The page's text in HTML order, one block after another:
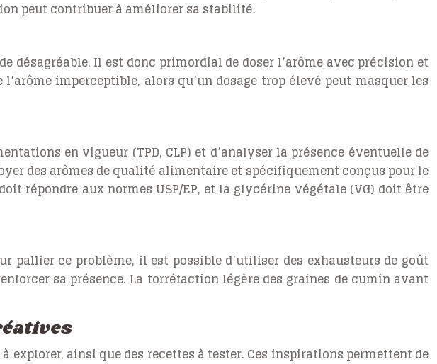
peut contribuer à améliorer sa stabilité.
désagréable. Il est donc primordial de doser l’arôme avec précision et
imperceptible, alors qu’un dosage trop élevé peut masquer les
en vigueur (TPD, CLP) et d’analyser la présence éventuelle de
des arômes de qualité alimentaire et spécifiquement conçus pour le
répondre aux normes USP/EP, et la glycérine végétale (VG) doit être
pallier ce problème, il est possible d’utiliser des exhausteurs de goût
sa présence. La torréfaction légère des graines de cumin avant
ainsi que des recettes à tester. Ces inspirations permettent de